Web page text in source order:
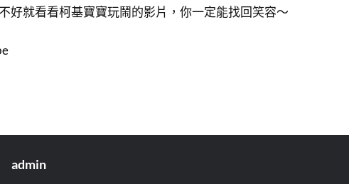
好就看看柯基寶寶玩鬧的影片，你一定能找回笑容～
admin